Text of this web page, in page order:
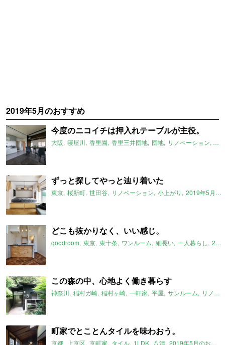
2019年5月のおすすめ
今度のニコイチは押入れテーブルが主役。
大阪 寝屋川 香里園 香里三井団地 団地 リノベーション ニ
ずっと探してやっと辿り着いた
東京 桜新町 世田谷 リノベーション 小上がり 2019年5月のおすすめ
どこも抜かりなく、いい感じ。
goodroom 東京 東十条 ワンルーム 細長い 一人暮らし 2019年5月のおすすめ
この森の中、心地よく働き暮らす
神奈川 稲村ガ崎 稲村ヶ崎 一軒家 平屋 サンルーム リノベーション
町家でとことんタイルを味わおう。
京都 上京区 京町家 タイル 1LDK 八清 2019年5月のおすすめ